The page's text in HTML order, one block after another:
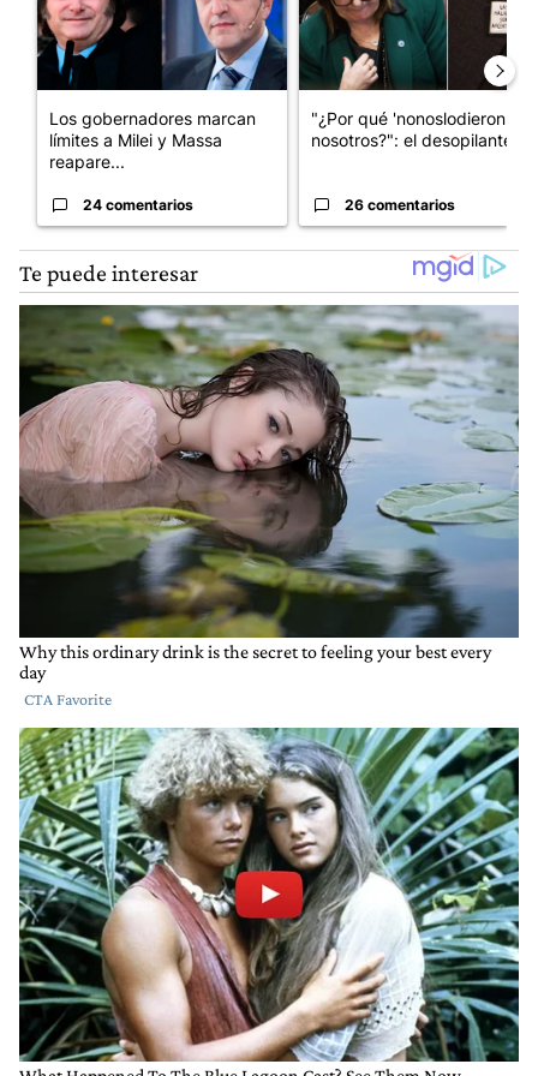
Los gobernadores marcan
límites a Milei y Massa
reapare...
24 comentarios
"¿Por qué 'nonoslodieron' a
nosotros?": el desopilante ...
26 comentarios